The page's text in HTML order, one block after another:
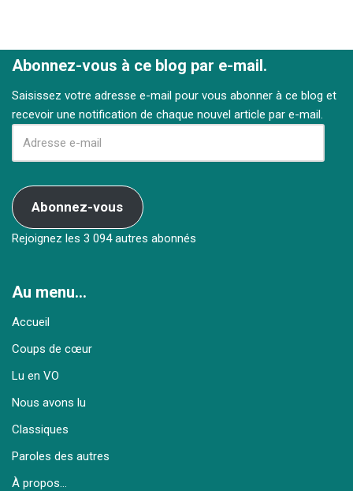
Abonnez-vous à ce blog par e-mail.
Saisissez votre adresse e-mail pour vous abonner à ce blog et
recevoir une notification de chaque nouvel article par e-mail.
Abonnez-vous
Rejoignez les 3 094 autres abonnés
Au menu…
Accueil
Coups de cœur
Lu en VO
Nous avons lu
Classiques
Paroles des autres
À propos…